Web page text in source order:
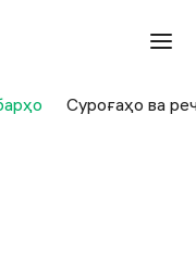
Суроғаҳо ва